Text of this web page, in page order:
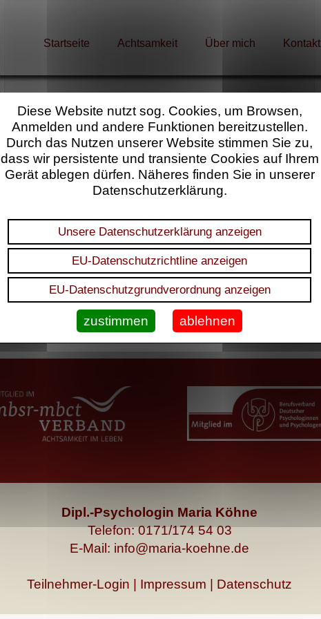
Startseite Achtsamkeit Über mich Kontakt
Benutzername *
Remember me
Anmelden
Dipl.-Psychologin Maria Köhne
Telefon: 0171/174 54 03
E-Mail: info@maria-koehne.de
Teilnehmer-Login Impressum Datenschutz
Diese Website nutzt sog. Cookies, um Browsen,
Anmelden und andere Funktionen bereitzustellen.
Durch das Nutzen unserer Website stimmen Sie zu,
dass wir persistente und transiente Cookies auf Ihrem
Gerät ablegen dürfen. Näheres finden Sie in unserer
Datenschutzerklärung.
Unsere Datenschutzerklärung anzeigen
EU-Datenschutzrichtline anzeigen
EU-Datenschutzgrundverordnung anzeigen
ablehnen
zustimmen